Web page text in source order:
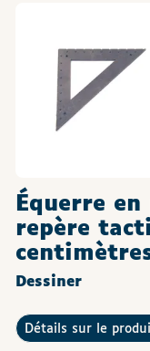
Équerre
repère
Dessiner
Détails sur le